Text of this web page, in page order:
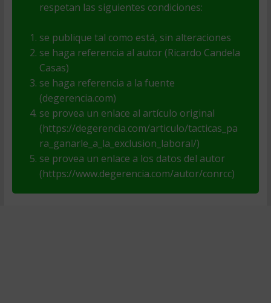
respetan las siguientes condiciones:
se publique tal como está, sin alteraciones
se haga referencia al autor (Ricardo Candela
Casas)
se haga referencia a la fuente
(degerencia.com)
se provea un enlace al artículo original
(https://degerencia.com/articulo/tacticas_pa
ra_ganarle_a_la_exclusion_laboral/)
se provea un enlace a los datos del autor
(https://www.degerencia.com/autor/conrcc)